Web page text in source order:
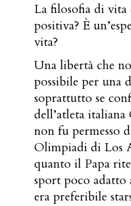
La filosofia di vita
positiva? È
vita?
Una libertà che
possibile per una
soprattutto se
dell’atleta
non fu permesso
Olimpiadi di Los
quanto il Papa
sport poco adatto
era preferibile